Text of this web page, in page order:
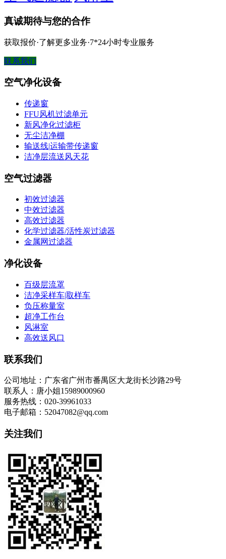
真诚期待与您的合作
获取报价·了解更多业务·7*24小时专业服务
联系我们
空气净化设备
传递窗
FFU风机过滤单元
新风净化过滤柜
无尘洁净棚
输送线|运输带传递窗
洁净层流送风天花
空气过滤器
初效过滤器
中效过滤器
高效过滤器
化学过滤器/活性炭过滤器
金属网过滤器
净化设备
百级层流罩
洁净采样车|取样车
负压称量室
超净工作台
风淋室
高效送风口
联系我们
公司地址：广东省广州市番禺区大龙街长沙路29号
联系人：唐小姐15989000960
服务热线：020-39961033
电子邮箱：52047082@qq.com
关注我们